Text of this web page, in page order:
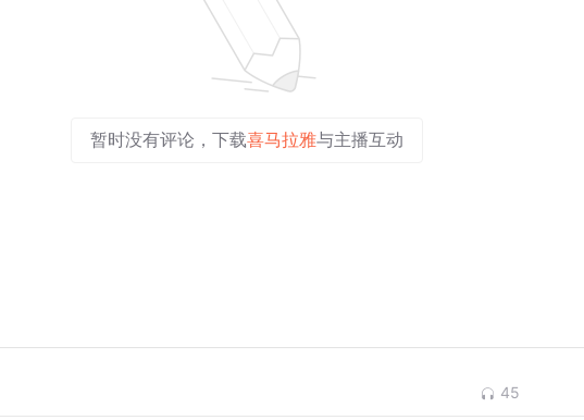
暂时没有评论，下载喜马拉雅与主播互动
45